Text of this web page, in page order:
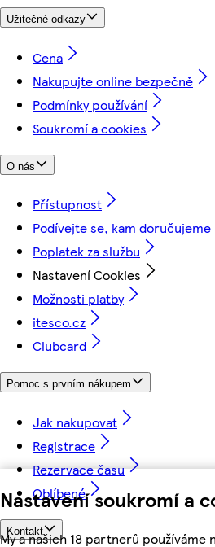
Nastavení soukromí a
My a našich 18 partnerů používáme
Užitečné odkazy
Cena
Nakupujte online bezpečně
Podmínky používání
Soukromí a cookies
O nás
Přístupnost
Podívejte se, kam doručujeme
Poplatek za službu
Nastavení Cookies
Možnosti platby
itesco.cz
Clubcard
Pomoc s prvním nákupem
Jak nakupovat
Registrace
Rezervace času
Oblíbené
Kontakt